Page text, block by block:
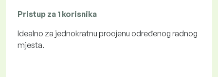
Pristup za 1 korisnika
Idealno za jednokratnu procjenu određenog radnog
mjesta.